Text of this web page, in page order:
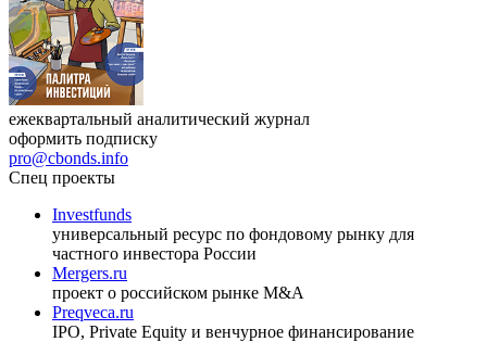
ежеквартальный аналитический журнал
оформить подписку
pro@cbonds.info
Спец проекты
Investfunds
универсальный ресурс по фондовому рынку для
частного инвестора России
Mergers.ru
проект о российском рынке M&A
Preqveca.ru
IPO, Private Equity и венчурное финансирование